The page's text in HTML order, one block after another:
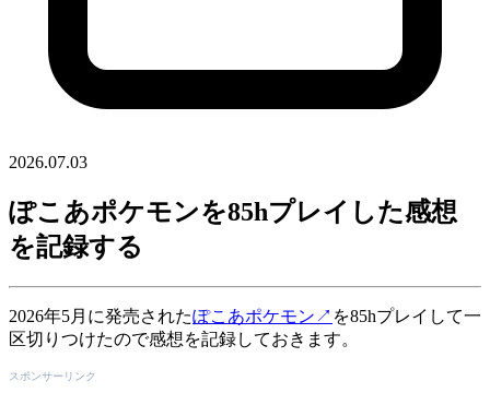
2026.07.03
ぽこあポケモンを85hプレイした感想
を記録する
2026年5月に発売されたぽこあポケモン ↗ を85hプレイして一
区切りつけたので感想を記録しておきます。
スポンサーリンク